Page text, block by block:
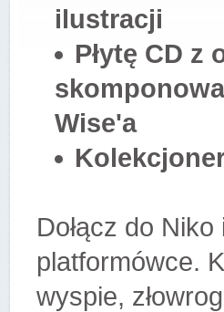
ilustracji
Płytę CD
Wise'a
Dołącz do
platformówce.
wyspie,